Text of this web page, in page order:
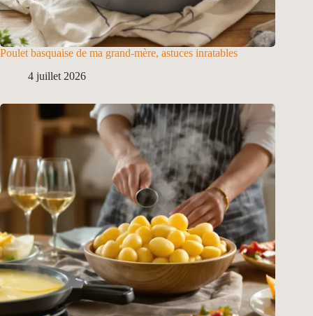
Poulet basquaise de ma grand-mère, astuces inratables
4 juillet 2026